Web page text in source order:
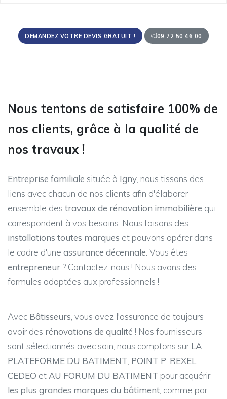
DEMANDEZ VOTRE DEVIS GRATUIT ! 09 72 50 46 00
Nous tentons de satisfaire 100% de
nos clients, grâce à la qualité de
nos travaux !
Entreprise familiale située à Igny, nous tissons des
liens avec chacun de nos clients afin d'élaborer
ensemble des travaux de rénovation immobilière qui
correspondent à vos besoins. Nous faisons des
installations toutes marques et pouvons opérer dans
le cadre d'une assurance décennale. Vous êtes
entrepreneur ? Contactez-nous ! Nous avons des
formules adaptées aux professionnels !
Avec Bâtisseurs, vous avez l'assurance de toujours
avoir des rénovations de qualité ! Nos fournisseurs
sont sélectionnés avec soin, nous comptons surLA
PLATEFORME DU BATIMENT, POINT P, REXEL,
CEDEO etAU FORUM DU BATIMENT pour acquérir
les plus grandes marques du bâtiment, comme par